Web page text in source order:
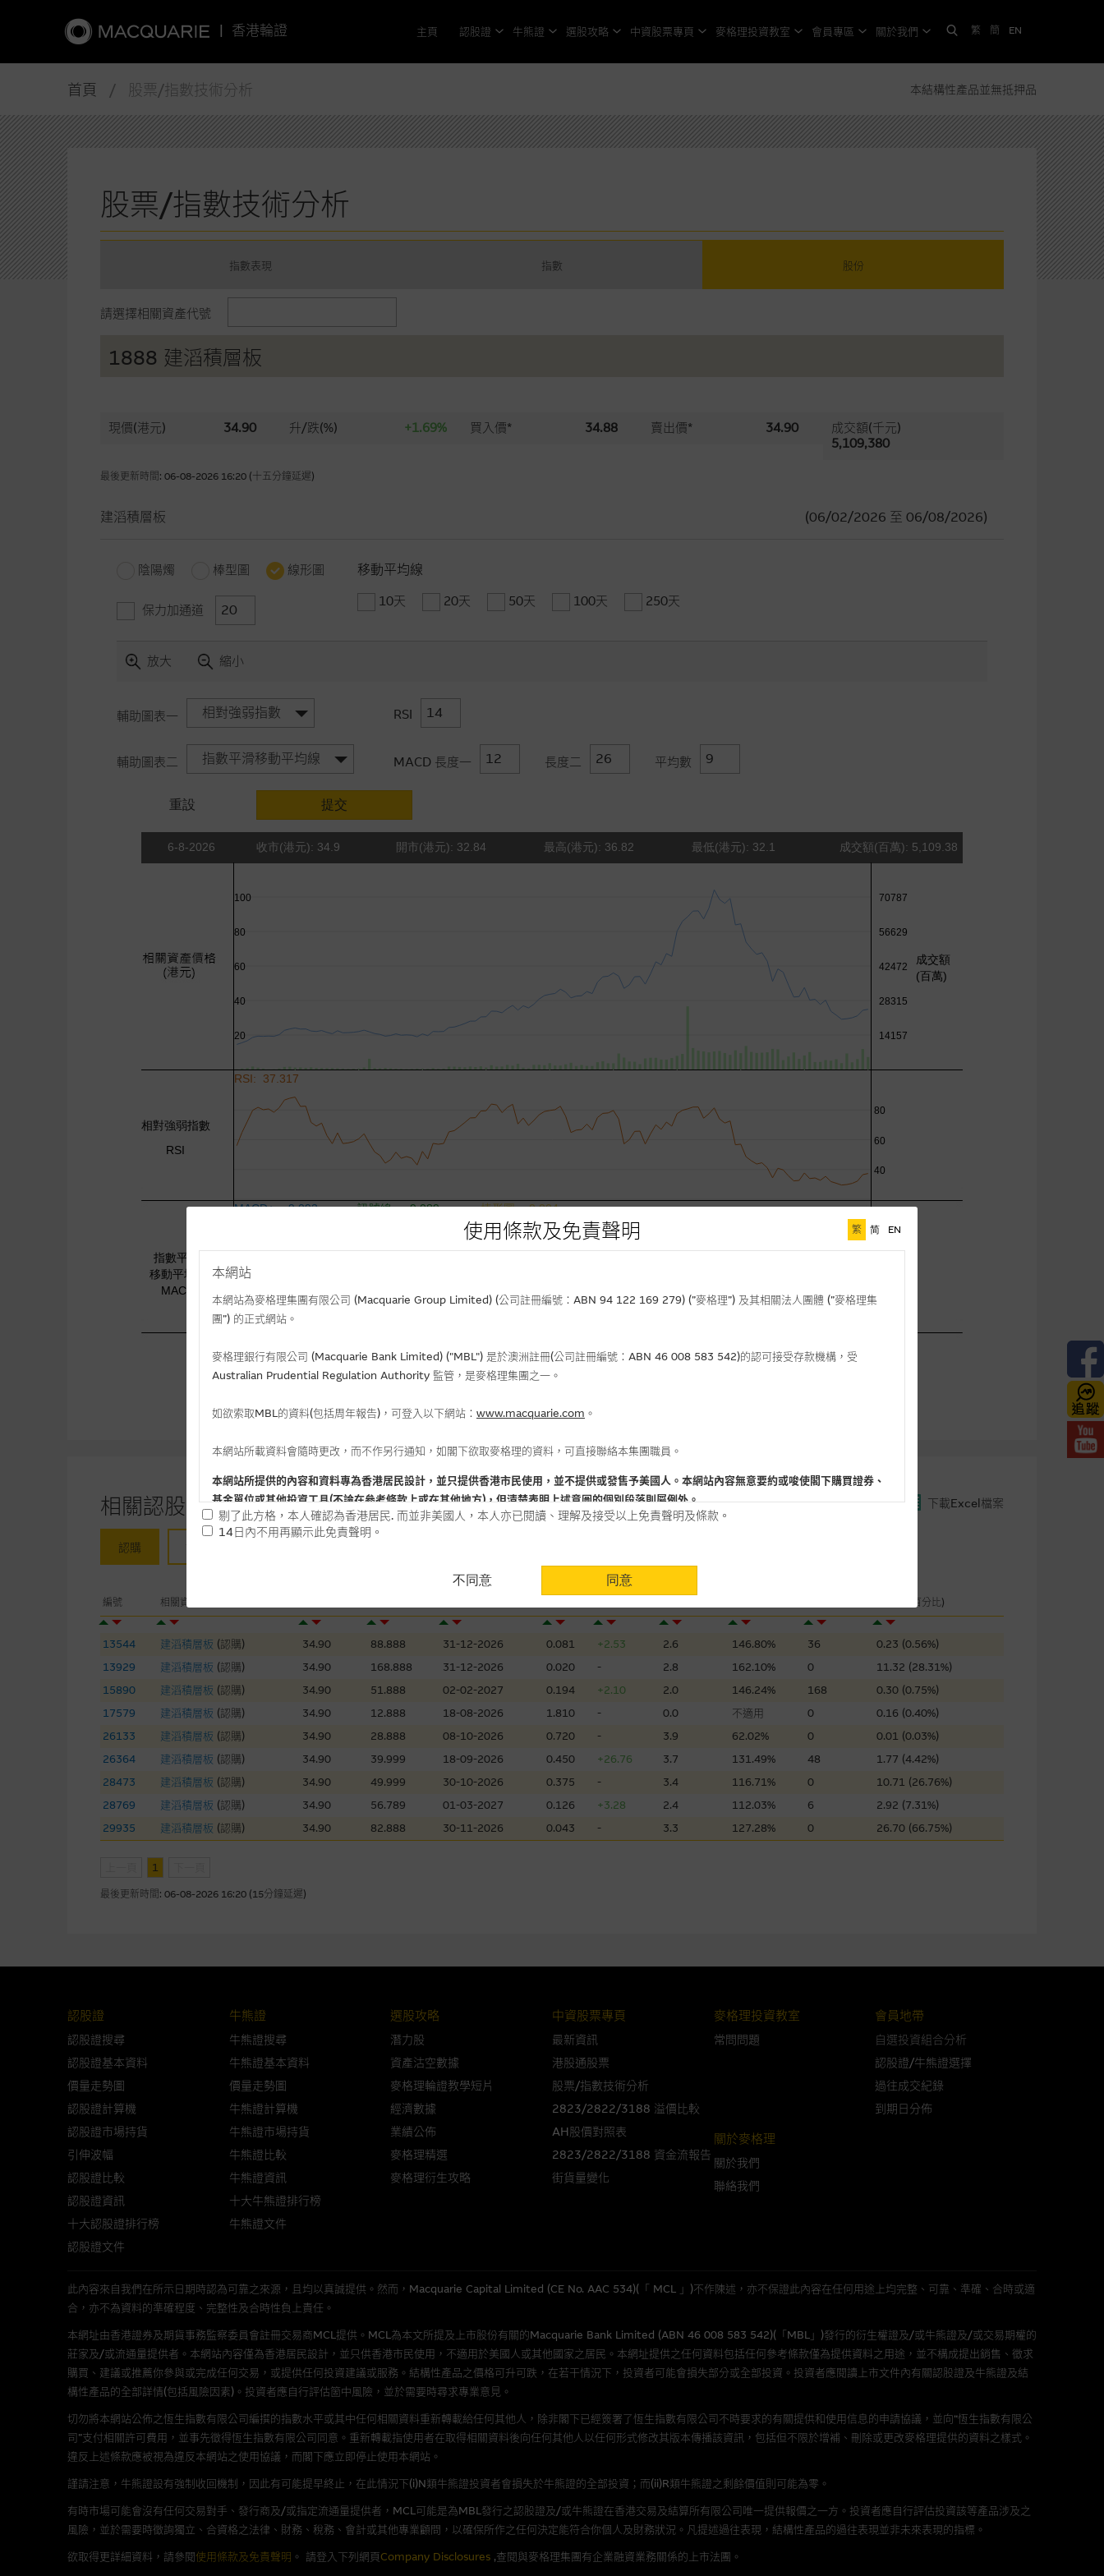
| 香港輪證 主頁 認股證 牛熊證 選股攻略 中資股票專頁 麥格理投資教室 會員專區 關於我們 繁 簡 EN
首頁 / 股票/指數技術分析 本結構性產品並無抵押品
股票/指數技術分析
指數表現 指數 股份
請選擇相關資產代號
1888 建滔積層板
現價(港元) 34.90 升/跌(%) +1.69% 買入價* 34.88 賣出價* 34.90
成交額(千元)
5,109,380
最後更新時間: 06-08-2026 16:20 (十五分鐘延遲)
建滔積層板 (06/02/2026 至 06/08/2026)
陰陽燭 棒型圖 線形圖
保力加通道
移動平均線
10天 20天 50天 100天 250天
放大 縮小
輔助圖表一 相對強弱指數 RSI
輔助圖表二 指數平滑移動平均線 MACD 長度一 長度二 平均數
重設 提交
相關認股證/牛熊證 下載Excel檔案
認購
編號 相關資產
到期日
百萬份 (百分比)
13544 建滔積層板 (認購) 34.90 88.888 31-12-2026 0.081 +2.53 2.6 146.80% 36
0.23 (0.56%)
13929
建滔積層板 (認購) 34.90 168.888 31-12-2026 0.020 - 2.8 162.10% 0
11.32 (28.31%)
15890
建滔積層板 (認購) 34.90 51.888 02-02-2027 0.194 +2.10 2.0 146.24% 168
0.30 (0.75%)
17579
建滔積層板 (認購) 34.90 12.888 18-08-2026 1.810 - 0.0 不適用 0
0.16 (0.40%)
26133
建滔積層板 (認購) 34.90 28.888 08-10-2026 0.720 - 3.9 62.02% 0
0.01 (0.03%)
26364
建滔積層板 (認購) 34.90 39.999 18-09-2026 0.450 +26.76 3.7 131.49% 48
1.77 (4.42%)
28473
建滔積層板 (認購) 34.90 49.999 30-10-2026 0.375 - 3.4 116.71% 0
10.71 (26.76%)
28769
建滔積層板 (認購) 34.90 56.789 01-03-2027 0.126 +3.28 2.4 112.03% 6
2.92 (7.31%)
29935
建滔積層板 (認購) 34.90 82.888 30-11-2026 0.043 - 3.3 127.28% 0 26.70 (66.75%)
1
最後更新時間: 06-08-2026 16:20 (15分鐘延遲)
使用條款及免責聲明 繁 简 EN
本網站
本網站為麥格理集團有限公司 (Macquarie Group Limited) (公司註冊編號：ABN 94 122 169 279) (”麥格理”) 及其相關法人團體 (”麥格理集
團”) 的正式網站。
麥格理銀行有限公司 (Macquarie Bank Limited) ("MBL") 是於澳洲註冊(公司註冊編號：ABN 46 008 583 542)的認可接受存款機構，受
Australian Prudential Regulation Authority 監管，是麥格理集團之一。
如欲索取MBL的資料(包括周年報告)，可登入以下網站： www.macquarie.com 。
本網站所載資料會隨時更改，而不作另行通知，如閣下欲取麥格理的資料，可直接聯絡本集團職員。
本網站所提供的內容和資料專為香港居民設計，並只提供香港市民使用，並不提供或發售予美國人。本網站內容無意要約或唆使閣下購買證券、
基金單位或其他投資工具(不論在參考條款上或在其他地方)，但清楚表明上述意圖的個別段落則屬例外。
網站內容來自我們在所示日期時認為可靠之來源，且均以真誠提供。惟麥格理集團並無核實所有網站內容，故就閣下的目的而言，網站內容可能
未必完整或準確。麥格理集團不會，亦沒有義務更新網站內容，或修正任何其後變為明顯失實之地方。網站內容所載的意見、預測及其他資料可
予更改或刪除，而毋須作出通知。
的，因此並不保證該類報價單、公開資料或分析為準確、完整或合理。我們不作陳述，亦不保證任何所示的指示表現或回報將來會實現。過去業
績並不保證將來表現。網站內容來自我們在所示日期時認為可靠之來源，且均以真誠提供，然而，麥格理集團不作陳述，亦不保證網站內容在任
何用途上均完整、可靠、準確、合時或適合，亦不為資料的準確程度、完整性及合時性負上責任，除非這是有關適用的的法律及/或法規所規定。
網站內容不構成要約及徵求要約，或作為任何合約的根據，以購買或銷售任何證券、貸款或其他工具。網站內容由麥格理集團所準備的資料編製
在法律最大許可的情況下，麥格理集團及其任何相關公司或其董事、高層職員、僱員或代理人不作陳述，亦不保證網站內容，或任何與本網站相
連結的第三者網站，在任何用途方面均可靠、完整、合時及準確，對任何因任何形式(包括疏忽)由於網站內容的錯誤、失實、遺漏、或任何人士對
網站內容的依賴而導致的損失或損毀，亦一概不會承擔責任或債務。
結構性產品並無抵押品，如發行人無力償債或違約，投資者可能無法收回部份或全部應收款項。結構性產品價格可升可跌。過往表現並不反映未
損失全部投資；而(ii)R類牛熊證之剩餘價值則可能為零。
本網站或載有連接非由麥格理集團管理的網站的連結。此等連結純為方便閣下取得更多關於市場上相關產品及機構的資訊。麥格理集團對此等網
議閣下自行向本網站述及或連接的第三者查詢。此外，載有第三者網站的連結，不應視為該第三者推介本網站。
本網站雖連接第三者管理的網站，但麥格理集團並非授權網站瀏覽者複製此等網站的任何內容，因該等內容可能屬他人的知識產權。
經由本網站接觸到的軟件應用
在法律容許的所有範圍內，麥格理集團概不承擔經由本網站使用或下載任何軟件(不論是否屬於第三者)而引起的責任。麥格理集團並且對此等軟件
不作任何聲明，也不提供任何保證，特別是在法律容許的所有範圍內，概不負責經由本網站使用或下載任何軟件(不論是否屬於第三者)而出現電腦
病毒或任何其他後果所導致的任何損失(包括但不限於數據遺失、業務運作受干擾及盈利虧損)。
就有關MBL每次發行之認股證及/或牛熊證而言，認股證及/或牛熊證之條款及條件以及發行商的財務與其他資料已載列於基本上市文件及相關之
補充上市文件內。該等文件之英文版及中譯版見於本網站。
版權及商標
麥格理集團為本網站內容的版權持有人或獲准使用者。除非瀏覽內容所需或為法律容許，閣下在獲得麥格理集團的書面同意前，不可複製、改
編、上載、連結、組幀、廣播、發放或以任何其他形式傳遞本網站的內容。
剔了此方格，本人確認為香港居民. 而並非美國人，本人亦已閱讀、理解及接受以上免責聲明及條款。
14日內不用再顯示此免責聲明。
不同意 同意
認股證
認股證搜尋
認股證基本資料
價量走勢圖
認股證計算機
認股證市場持貨
引伸波幅
認股證比較
認股證資訊
十大認股證排行榜
認股證文件
牛熊證
牛熊證搜尋
牛熊證基本資料
價量走勢圖
牛熊證計算機
牛熊證市場持貨
牛熊證比較
牛熊證資訊
十大牛熊證排行榜
牛熊證文件
選股攻略
潛力股
資產沽空數據
麥格理輪證教學短片
經濟數據
業績公佈
麥格理精選
麥格理衍生攻略
中資股票專頁
最新資訊
港股通股票
股票/指數技術分析
2823/2822/3188 溢價比較
AH股價對照表
2823/2822/3188 資金流報告
街貨量變化
麥格理投資教室
常問問題
會員地帶
自選投資組合分析
認股證/牛熊證選擇
過往成交紀錄
到期日分佈
關於麥格理
關於我們
聯絡我們
此內容來自我們在所示日期時認為可靠之來源，且均以真誠提供。然而，Macquarie Capital Limited (CE No. AAC 534)(「 MCL 」)不作陳述，亦不保證此內容在任何用途上均完整、可靠、準確、合時或適
合，亦不為資料的準確程度、完整性及合時性負上責任。
本網址由香港證券及期貨事務監察委員會註冊交易商MCL提供。MCL為本文所提及上市股份有關的Macquarie Bank Limited (ABN 46 008 583 542)(「MBL」)發行的衍生權證及/或牛熊證及/或交易期權的
莊家及/或流通量提供者。本網站內容僅為香港居民設計，並只供香港市民使用，不適用於美國人或其他國家之居民。本網址提供之任何資料包括任何參考條款僅為提供資料之用途，並不構成提出銷售、徵求
購買、建議或推薦你參與或完成任何交易，或提供任何投資建議或服務。結構性產品之價格可升可跌，在若干情況下，投資者可能會損失部分或全部投資。投資者應閱讀上市文件內有關認股證及牛熊證及結
構性產品的全部詳情(包括風險因素)。投資者應自行評估箇中風險，並於需要時尋求專業意見。
切勿將本網站公佈之恆生指數有限公司編撰的指數水平或其中任何相關資料重新轉載給任何其他人，除非閣下已經簽署了恆生指數有限公司不時要求的有關提供和使用信息的申請協議，並向“恆生指數有限公
司”支付相關許可費用，並事先徵得恆生指數有限公司同意。重新轉載指使用者在取得相關資料後向任何其他人以任何形式修改其版本傳播該資訊，包括但不限於增補、刪除或更改麥格理提供的資料之樣式。
違反上述條款應被視為違反本網站之使用協議，而閣下應立即停止使用本網站。
謹請注意，牛熊證設有強制收回機制，因此有可能提早終止，在此情況下(i)N類牛熊證投資者會損失於牛熊證的全部投資；而(ii)R類牛熊證之剩餘價值則可能為零。
有時市場可能會沒有任何交易對手、發行商及/或指定流通量提供者，MCL可能是為MBL發行之認股證及/或牛熊證在香港交易及結算所有限公司唯一提供報價之一方。投資者應自行評估投資該等產品涉及之
風險，並於需要時徵詢獨立、合資格之法律、財務、稅務、會計或其他專業顧問，以確保所作之任何決定能符合你個人及財務狀況。凡提述過往表現，結構性產品的過往表現並非未來表現的指標。
欲取得更詳細資料，請參閱使用條款及免責聲明 。 請登入下列網頁Company Disclosures ,查閱與麥格理集團有企業融資業務關係的上市法團。